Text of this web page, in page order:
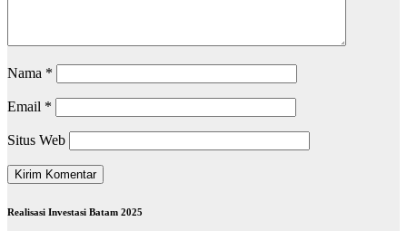
Nama *
Email *
Situs Web
Realisasi Investasi Batam 2025